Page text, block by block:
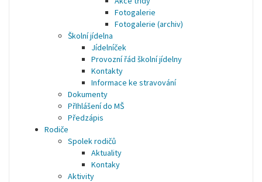
Fotogalerie
Fotogalerie (archiv)
Školní jídelna
Jídelníček
Provozní řád školní jídelny
Kontakty
Informace ke stravování
Dokumenty
PřIhlášení do MŠ
Předzápis
Rodiče
Spolek rodičů
Aktuality
Kontaky
Aktivity